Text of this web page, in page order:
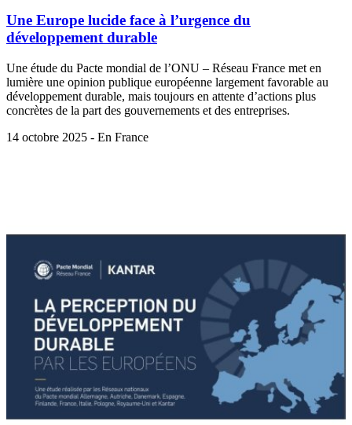
Une Europe lucide face à l’urgence du
développement durable
Une étude du Pacte mondial de l’ONU – Réseau France met en
lumière une opinion publique européenne largement favorable au
développement durable, mais toujours en attente d’actions plus
concrètes de la part des gouvernements et des entreprises.
14 octobre 2025 - En France